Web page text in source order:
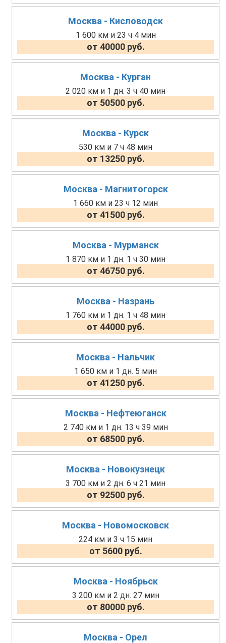
Москва - Кисловодск
1 600 км и 23 ч 4 мин
от 40000 руб.
Москва - Курган
2 020 км и 1 дн. 3 ч 40 мин
от 50500 руб.
Москва - Курск
530 км и 7 ч 48 мин
от 13250 руб.
Москва - Магнитогорск
1 660 км и 23 ч 12 мин
от 41500 руб.
Москва - Мурманск
1 870 км и 1 дн. 1 ч 30 мин
от 46750 руб.
Москва - Назрань
1 760 км и 1 дн. 1 ч 48 мин
от 44000 руб.
Москва - Нальчик
1 650 км и 1 дн. 5 мин
от 41250 руб.
Москва - Нефтеюганск
2 740 км и 1 дн. 13 ч 39 мин
от 68500 руб.
Москва - Новокузнецк
3 700 км и 2 дн. 6 ч 21 мин
от 92500 руб.
Москва - Новомосковск
224 км и 3 ч 15 мин
от 5600 руб.
Москва - Ноябрьск
3 200 км и 2 дн. 27 мин
от 80000 руб.
Москва - Орел